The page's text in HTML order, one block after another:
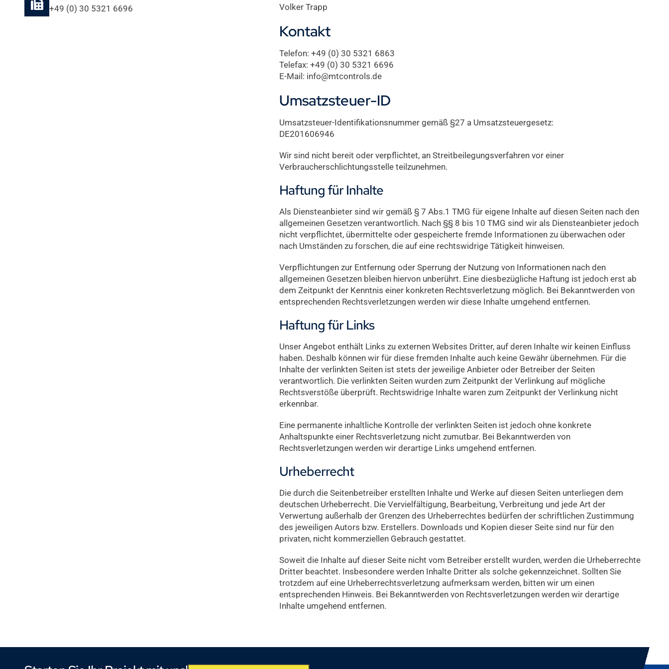
+49 (0) 30 5321 6696
Volker Trapp
Kontakt
Telefon: +49 (0) 30 5321 6863
Telefax: +49 (0) 30 5321 6696
E-Mail: info@mtcontrols.de
Umsatzsteuer-ID
Umsatzsteuer-Identifikationsnummer gemäß §27 a Umsatzsteuergesetz:
DE201606946
Wir sind nicht bereit oder verpflichtet, an Streitbeilegungsverfahren vor einer
Verbraucherschlichtungsstelle teilzunehmen.
Haftung für Inhalte
Als Diensteanbieter sind wir gemäß § 7 Abs.1 TMG für eigene Inhalte auf diesen Seiten nach den
allgemeinen Gesetzen verantwortlich. Nach §§ 8 bis 10 TMG sind wir als Diensteanbieter jedoch
nicht verpflichtet, übermittelte oder gespeicherte fremde Informationen zu überwachen oder
nach Umständen zu forschen, die auf eine rechtswidrige Tätigkeit hinweisen.
Verpflichtungen zur Entfernung oder Sperrung der Nutzung von Informationen nach den
allgemeinen Gesetzen bleiben hiervon unberührt. Eine diesbezügliche Haftung ist jedoch erst ab
dem Zeitpunkt der Kenntnis einer konkreten Rechtsverletzung möglich. Bei Bekanntwerden von
entsprechenden Rechtsverletzungen werden wir diese Inhalte umgehend entfernen.
Haftung für Links
Unser Angebot enthält Links zu externen Websites Dritter, auf deren Inhalte wir keinen Einfluss
haben. Deshalb können wir für diese fremden Inhalte auch keine Gewähr übernehmen. Für die
Inhalte der verlinkten Seiten ist stets der jeweilige Anbieter oder Betreiber der Seiten
verantwortlich. Die verlinkten Seiten wurden zum Zeitpunkt der Verlinkung auf mögliche
Rechtsverstöße überprüft. Rechtswidrige Inhalte waren zum Zeitpunkt der Verlinkung nicht
erkennbar.
Eine permanente inhaltliche Kontrolle der verlinkten Seiten ist jedoch ohne konkrete
Anhaltspunkte einer Rechtsverletzung nicht zumutbar. Bei Bekanntwerden von
Rechtsverletzungen werden wir derartige Links umgehend entfernen.
Urheberrecht
Die durch die Seitenbetreiber erstellten Inhalte und Werke auf diesen Seiten unterliegen dem
deutschen Urheberrecht. Die Vervielfältigung, Bearbeitung, Verbreitung und jede Art der
Verwertung außerhalb der Grenzen des Urheberrechtes bedürfen der schriftlichen Zustimmung
des jeweiligen Autors bzw. Erstellers. Downloads und Kopien dieser Seite sind nur für den
privaten, nicht kommerziellen Gebrauch gestattet.
Soweit die Inhalte auf dieser Seite nicht vom Betreiber erstellt wurden, werden die Urheberrechte
Dritter beachtet. Insbesondere werden Inhalte Dritter als solche gekennzeichnet. Sollten Sie
trotzdem auf eine Urheberrechtsverletzung aufmerksam werden, bitten wir um einen
entsprechenden Hinweis. Bei Bekanntwerden von Rechtsverletzungen werden wir derartige
Inhalte umgehend entfernen.